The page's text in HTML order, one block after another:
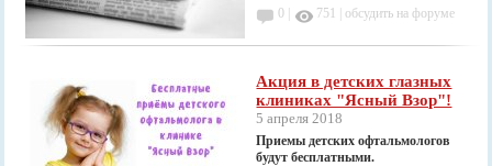
0 |
751 |обсудить на форуме
Акция в детских глазных
клиниках "Ясный Взор"!
5 апреля 2018
Приемы детских офтальмологов
будут бесплатными.